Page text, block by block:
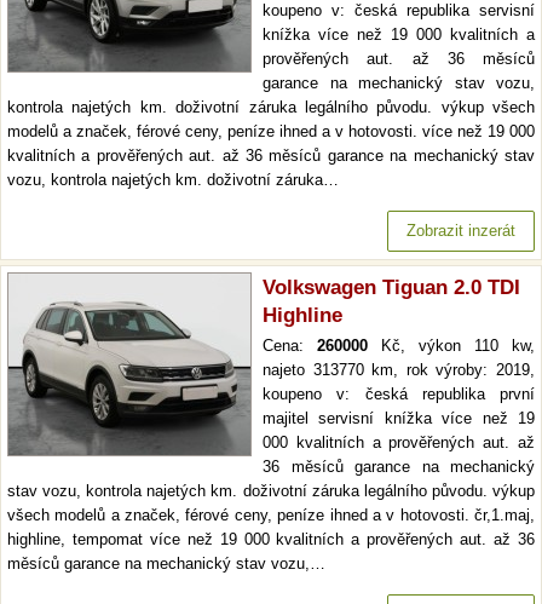
koupeno v: česká republika servisní
knížka více než 19 000 kvalitních a
prověřených aut. až 36 měsíců
garance na mechanický stav vozu,
kontrola najetých km. doživotní záruka legálního původu. výkup všech
modelů a značek, férové ceny, peníze ihned a v hotovosti. více než 19 000
kvalitních a prověřených aut. až 36 měsíců garance na mechanický stav
vozu, kontrola najetých km. doživotní záruka…
Zobrazit inzerát
Volkswagen Tiguan 2.0 TDI
Highline
Cena: 260000 Kč, výkon 110 kw,
najeto 313770 km, rok výroby: 2019,
koupeno v: česká republika první
majitel servisní knížka více než 19
000 kvalitních a prověřených aut. až
36 měsíců garance na mechanický
stav vozu, kontrola najetých km. doživotní záruka legálního původu. výkup
všech modelů a značek, férové ceny, peníze ihned a v hotovosti. čr,1.maj,
highline, tempomat více než 19 000 kvalitních a prověřených aut. až 36
měsíců garance na mechanický stav vozu,…